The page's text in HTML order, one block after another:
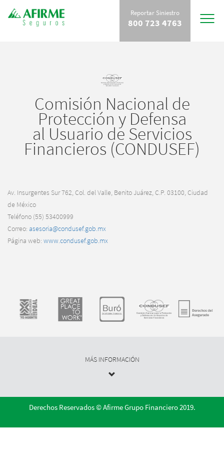
Toggle
Reportar Siniestro
800 723 4763
Comisión Nacional de
Protección y Defensa
al Usuario de Servicios
Financieros (CONDUSEF)
Av. Insurgentes Sur 762, Col. del Valle, Benito Juárez, C.P. 03100, Ciudad
de México
Teléfono (55) 53400999
Correo: asesoria@condusef.gob.mx
Página web: www.condusef.gob.mx
MÁS INFORMACIÓN
Derechos Reservados © Afirme Grupo Financiero 2019.